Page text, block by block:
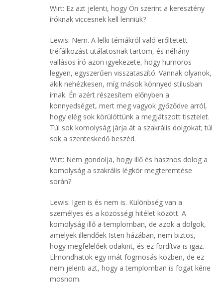
Wirt: Ez azt jelenti, hogy Ön szerint a keresztény
íróknak viccesnek kell lenniük?
Lewis: Nem. A lelki témákról való erőltetett
tréfálkozást utálatosnak tartom, és néhány
vallásos író azon igyekezete, hogy humoros
legyen, egyszerűen visszataszító. Vannak olyanok,
akik nehézkesen, míg mások könnyed stílusban
írnak. Én azért részesítem előnyben a
könnyedséget, mert meg vagyok győződve arról,
hogy elég sok körülöttünk a megjátszott tisztelet.
Túl sok komolyság járja át a szakrális dolgokat; túl
sok a szenteskedő beszéd.
Wirt: Nem gondolja, hogy illő és hasznos dolog a
komolyság a szakrális légkör megteremtése
során?
Lewis: Igen is és nem is. Különbség van a
személyes és a közösségi hitélet között. A
komolyság illő a templomban, de azok a dolgok,
amelyek illendőek Isten házában, nem biztos,
hogy megfelelőek odakint, és ez fordítva is igaz.
Elmondhatok egy imát fogmosás közben, de ez
nem jelenti azt, hogy a templomban is fogat kéne
mosnom.